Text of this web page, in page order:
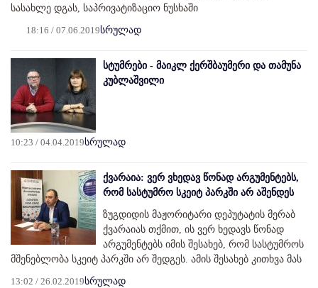
სასახლე დგას, საპრივატიზაციო ნუსხაში
18:16 / 07.06.2019სრულად
სტუმრები - მაიკლ ქერშბაუმერი და თამუნა
კუბლაშვილი
10:23 / 04.04.2019სრულად
ქვარაია: ვერ ვხედავ წონად არგუმენტებს,
რომ სასტუმრო სკეიტ პარკში არ აშენდეს
ზუგდიდის მაჟორიტარი დეპუტატის მერაბ
ქვარაიას თქმით, ის ვერ ხედავს წონად
არგუმენტებს იმის შესახებ, რომ სასტუმროს
მშენებლობა სკეიტ პარკში არ შედგეს. ამის შესახებ კითხვა მას
13:02 / 26.02.2019სრულად